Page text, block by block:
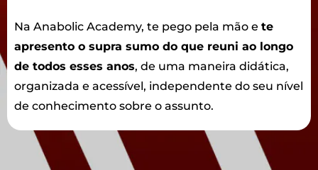
Na Anabolic Academy, te pego pela mão e te
apresento o supra sumo do que reuni ao longo
de todos esses anos, de uma maneira didática,
organizada e acessível, independente do seu nível
de conhecimento sobre o assunto.